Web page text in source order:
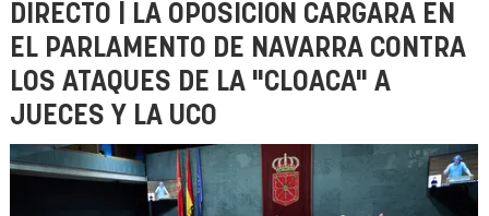
DIRECTO | LA OPOSICIÓN CARGARÁ EN
EL PARLAMENTO DE NAVARRA CONTRA
LOS ATAQUES DE LA "CLOACA" A
JUECES Y LA UCO